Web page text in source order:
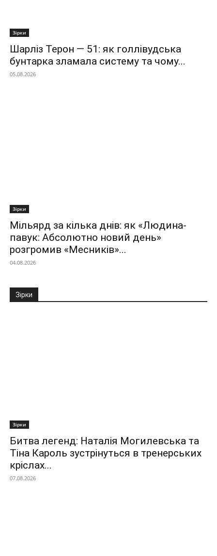
Зірки
Шарліз Терон — 51: як голлівудська
бунтарка зламала систему та чому...
05.08.2026
Зірки
Мільярд за кілька днів: як «Людина-
павук: Абсолютно новий день»
розгромив «Месників»...
04.08.2026
Зірки
Зірки
Битва легенд: Наталія Могилевська та
Тіна Кароль зустрінуться в тренерських
кріслах...
07.08.2026